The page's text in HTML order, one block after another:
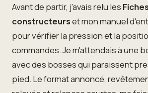
Avant de partir, j'avais relu les
constructeurset mon manuel
pour vérifier la pression et la
commandes. Je m'attendais à une
avec des bosses qui paraissent
pied. Le format annoncé,